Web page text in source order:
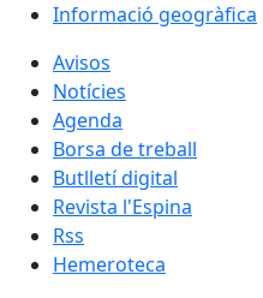
Informació geogràfica
Avisos
Notícies
Agenda
Borsa de treball
Butlletí digital
Revista l'Espina
Rss
Hemeroteca